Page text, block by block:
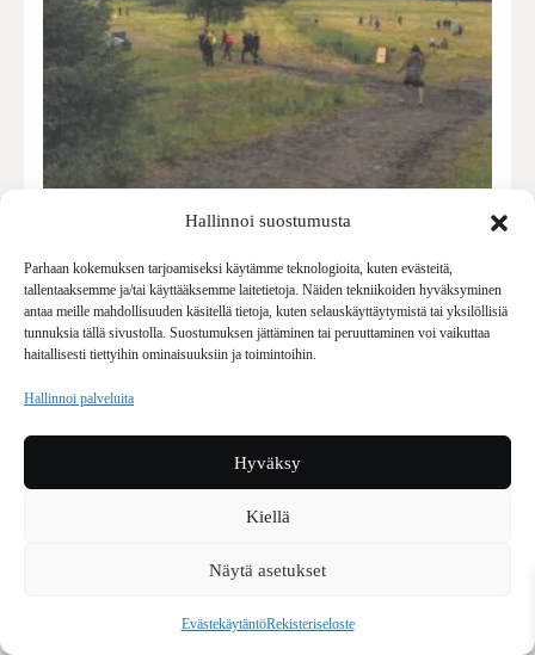
Hallinnoi suostumusta
Parhaan kokemuksen tarjoamiseksi käytämme teknologioita, kuten evästeitä,
tallentaaksemme ja/tai käyttääksemme laitetietoja. Näiden tekniikoiden hyväksyminen
antaa meille mahdollisuuden käsitellä tietoja, kuten selauskäyttäytymistä tai yksilöllisiä
tunnuksia tällä sivustolla. Suostumuksen jättäminen tai peruuttaminen voi vaikuttaa
haitallisesti tiettyihin ominaisuuksiin ja toimintoihin.
Hallinnoi palveluita
Hyväksy
Kiellä
Näytä asetukset
EvästekäytäntöRekisteriseloste
Raportti Epiksiltä: ”Mikko Levón on
Hylätyllä golfkentällä Kuusamossa
järjestetyt festivaalit olivat niin
epäjohdonmukaiset kuin saattoi…